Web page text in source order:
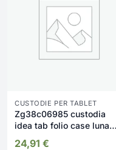
CUSTODIE PER TABLET
Zg38c06985 custodia
idea tab folio case luna
24,91 €